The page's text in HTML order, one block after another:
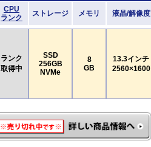
CPU
ランク
ストレージ メモリ 液晶/解像度
ランク
取得中
SSD
256GB
NVMe
8
GB
13.3インチ
2560×1600